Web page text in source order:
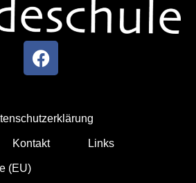
Kontakt Links
(EU)